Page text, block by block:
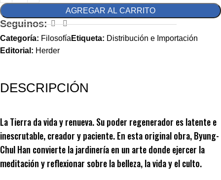
AGREGAR AL CARRITO
Seguinos:
Categoría: Filosofía Etiqueta: Distribución e Importación
Editorial: Herder
DESCRIPCIÓN
La Tierra da vida y renueva. Su poder regenerador es latente e
inescrutable, creador y paciente. En esta original obra, Byung-
Chul Han convierte la jardinería en un arte donde ejercer la
meditación y reflexionar sobre la belleza, la vida y el culto.